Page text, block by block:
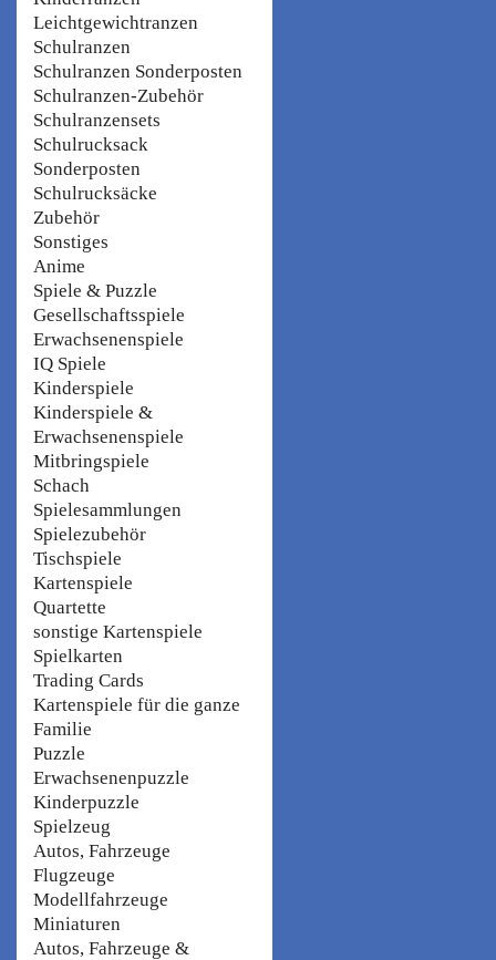
Leichtgewichtranzen
Schulranzen
Schulranzen Sonderposten
Schulranzen-Zubehör
Schulranzensets
Schulrucksack
Sonderposten
Schulrucksäcke
Zubehör
Sonstiges
Anime
Spiele & Puzzle
Gesellschaftsspiele
Erwachsenenspiele
IQ Spiele
Kinderspiele
Kinderspiele &
Erwachsenenspiele
Mitbringspiele
Schach
Spielesammlungen
Spielezubehör
Tischspiele
Kartenspiele
Quartette
sonstige Kartenspiele
Spielkarten
Trading Cards
Kartenspiele für die ganze
Familie
Puzzle
Erwachsenenpuzzle
Kinderpuzzle
Spielzeug
Autos, Fahrzeuge
Flugzeuge
Modellfahrzeuge
Miniaturen
Autos, Fahrzeuge &